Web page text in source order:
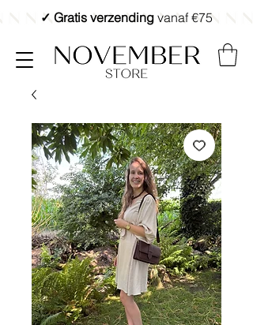
✓ Gratis verzending vanaf €75